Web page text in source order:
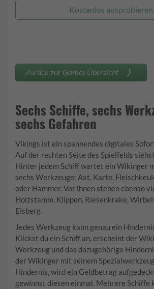
Kostenlos ausprobieren
Zurück zur Games Übersicht
Sechs Schiffe, sechs
sechs Gefahren
Vikings ist ein spannendes digitales
Auf der rechten Seite des Spielfelds
Hinter jedem Schiff wartet ein Wikinger
sechs Werkzeuge: Axt, Karte,
oder Hammer. Vor ihnen stehen ebenso
Holzstamm, Klippen, Riesenkrake,
Eisberg.
Jedes Werkzeug kann genau ein
Klickst du ein Schiff an, erscheint der
Werkzeug und das dazugehörige
der Wikinger mit seinem
Hindernis, wird ein Geldbetrag
gewinnst diesen einmal. Mehrere Schiffe